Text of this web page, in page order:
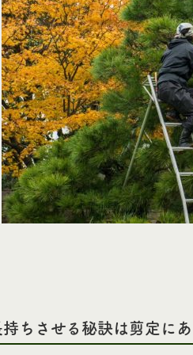
ちさせる秘訣は剪定に